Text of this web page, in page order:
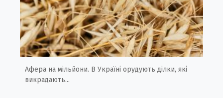
Афера на мільйони. В Україні орудують ділки, які
викрадають...